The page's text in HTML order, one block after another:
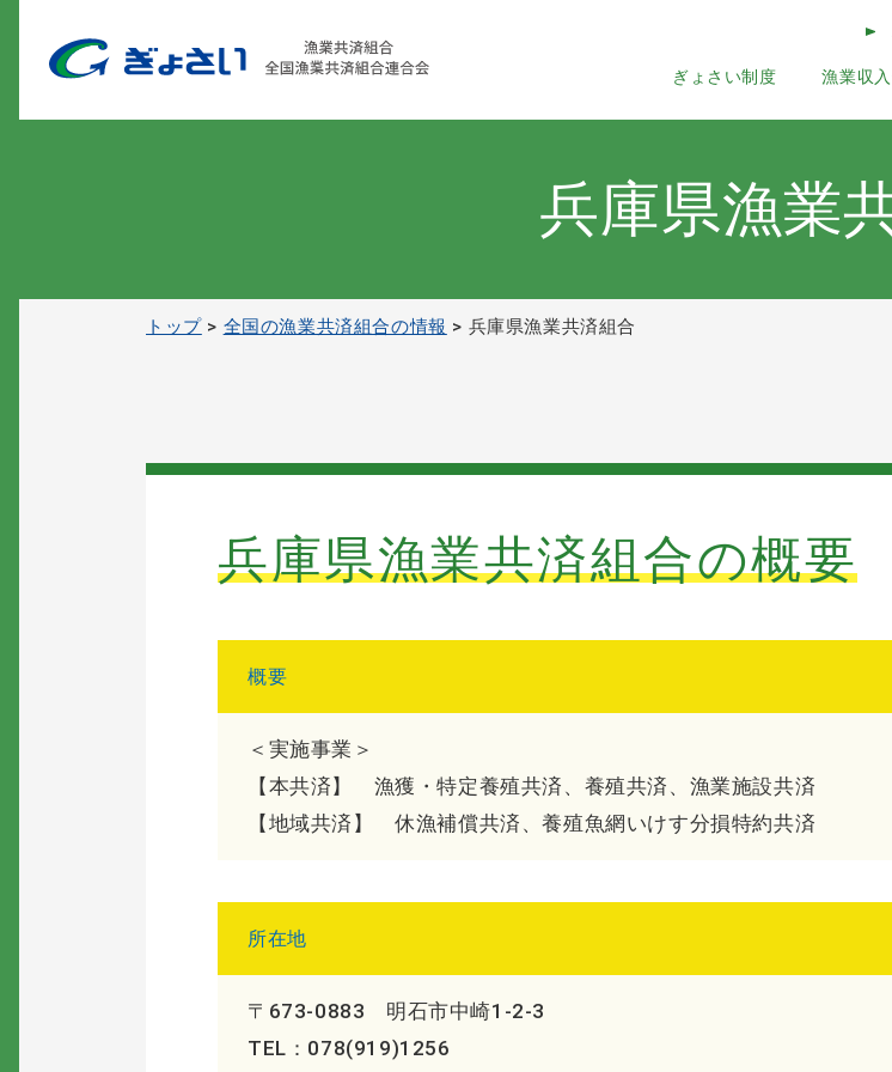
ぎょさい制度 漁業収
兵庫県漁業
トップ 全国の漁業共済組合の情報 兵庫県漁業共済組合
兵庫県漁業共済組合の概要
概要
＜実施事業＞
【本共済】 漁獲・特定養殖共済、養殖共済、漁業施設共済
【地域共済】休漁補償共済、養殖魚網いけす分損特約共済
所在地
〒673-0883 明石市中崎1-2-3
TEL：078(919)1256